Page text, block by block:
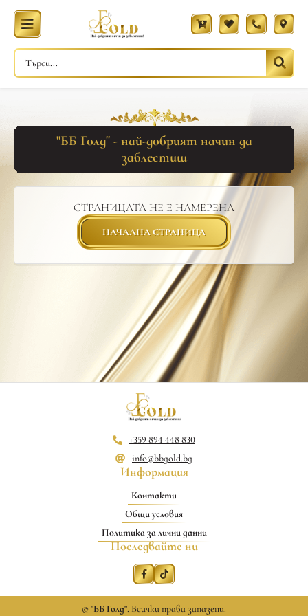
"ББ Голд" - най-добрият начин да
заблестиш
СТРАНИЦАТА НЕ Е НАМЕРЕНА
НАЧАЛНА СТРАНИЦА
+359 894 448 830
info@bbgold.bg
Информация
Контакти
Общи условия
Политика за лични данни
Последвайте ни
©"ББ Голд". Всички права запазени.